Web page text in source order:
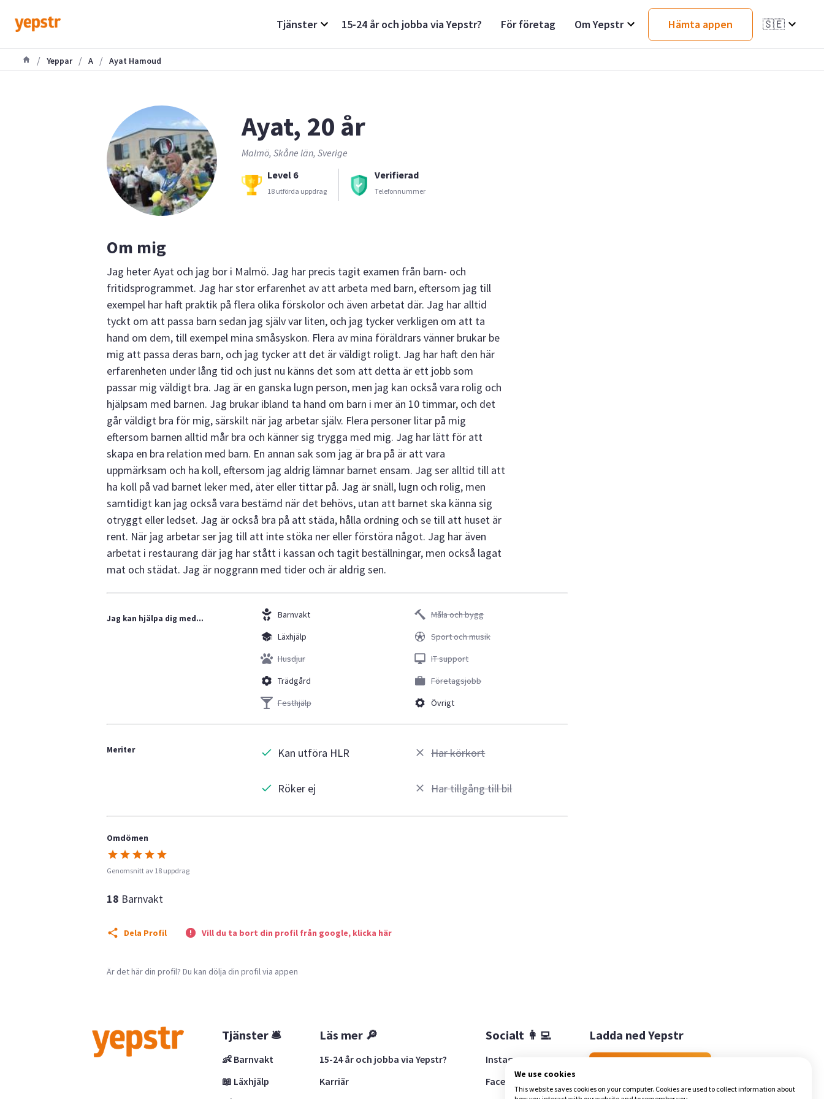
Tjänster 15-24 år och jobba via Yepstr? För företag Om Yepstr Hämta appen 🇸🇪
/ Yeppar / A / Ayat Hamoud
Ayat, 20 år
Malmö, Skåne län, Sverige
Level 6
18 utförda uppdrag
Verifierad
Telefonnummer
Om mig
Jag heter Ayat och jag bor i Malmö. Jag har precis tagit examen från barn- och
fritidsprogrammet. Jag har stor erfarenhet av att arbeta med barn, eftersom jag till
exempel har haft praktik på flera olika förskolor och även arbetat där. Jag har alltid
tyckt om att passa barn sedan jag själv var liten, och jag tycker verkligen om att ta
hand om dem, till exempel mina småsyskon. Flera av mina föräldrars vänner brukar be
mig att passa deras barn, och jag tycker att det är väldigt roligt. Jag har haft den här
erfarenheten under lång tid och just nu känns det som att detta är ett jobb som
passar mig väldigt bra. Jag är en ganska lugn person, men jag kan också vara rolig och
hjälpsam med barnen. Jag brukar ibland ta hand om barn i mer än 10 timmar, och det
går väldigt bra för mig, särskilt när jag arbetar själv. Flera personer litar på mig
eftersom barnen alltid mår bra och känner sig trygga med mig. Jag har lätt för att
skapa en bra relation med barn. En annan sak som jag är bra på är att vara
uppmärksam och ha koll, eftersom jag aldrig lämnar barnet ensam. Jag ser alltid till att
ha koll på vad barnet leker med, äter eller tittar på. Jag är snäll, lugn och rolig, men
samtidigt kan jag också vara bestämd när det behövs, utan att barnet ska känna sig
otryggt eller ledset. Jag är också bra på att städa, hålla ordning och se till att huset är
rent. När jag arbetar ser jag till att inte stöka ner eller förstöra något. Jag har även
arbetat i restaurang där jag har stått i kassan och tagit beställningar, men också lagat
mat och städat. Jag är noggrann med tider och är aldrig sen.
Jag kan hjälpa dig med...
Barnvakt
Läxhjälp
Husdjur
Trädgård
Festhjälp
Måla och bygg
Sport och musik
IT support
Företagsjobb
Övrigt
Meriter Kan utföra HLR
Röker ej
Har körkort
Har tillgång till bil
Omdömen
Genomsnitt av 18 uppdrag
18 Barnvakt
Dela Profil Vill du ta bort din profil från google, klicka här
Är det här din profil? Du kan dölja din profil via appen
Tjänster 🛎
👶 Barnvakt
📖 Läxhjälp
Läs mer 🔎
15-24 år och jobba via Yepstr?
Karriär
Socialt 👩‍💻
Instagram
Facebook
Ladda ned Yepstr
We use cookies
This website saves cookies on your computer. Cookies are used to collect information about